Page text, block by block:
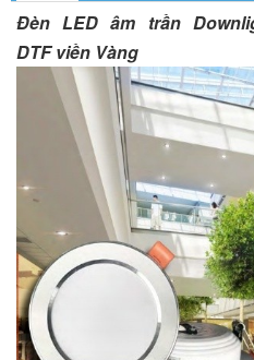
Đèn LED âm trần
DTF viền Vàng